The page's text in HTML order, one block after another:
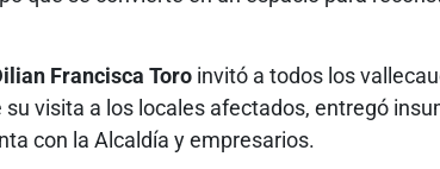
Francisca Toro invitó a todos los
visita a los locales afectados, entregó
con la Alcaldía y empresarios.